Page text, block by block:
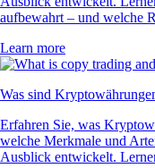
aufbewahrt – und welche
Learn more
Was sind
Erfahren Sie, was
welche Merkmale und
Ausblick entwickelt.